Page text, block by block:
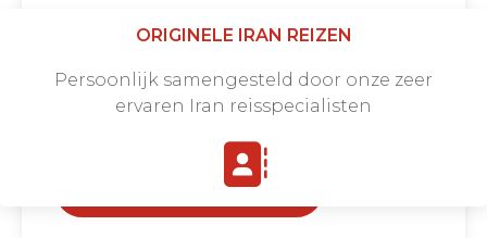
Offerte aanvragen
ORIGINELE IRAN REIZEN
Persoonlijk samengesteld door onze zeer
ervaren Iran reisspecialisten